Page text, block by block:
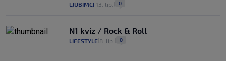
LJUBIMCI 13. lip. 0
N1 kviz / Rock & Roll
LIFESTYLE 8. lip. 0